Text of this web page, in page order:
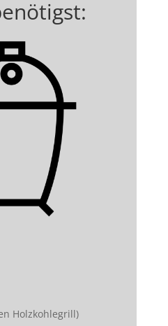
Holzkohlegrill)